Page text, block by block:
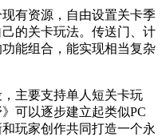
有资源，自由设置关卡季
的关卡玩法。传送门、计
能组合，能实现相当复杂
主要支持单人短关卡玩
可以逐步建立起类似PC
玩家创作共同打造一个永